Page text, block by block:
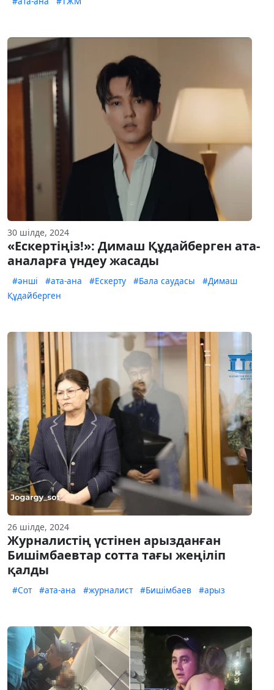
30 шілде, 2024
«Ескертіңіз!»: Димаш Құдайберген ата-
аналарға үндеу жасады
#әнші #ата-ана #Ескерту #Бала саудасы
#Димаш
Құдайберген
26 шілде, 2024
Журналистің үстінен арызданған
Бишімбаевтар сотта тағы жеңіліп
қалды
#Сот #ата-ана #журналист #Бишімбаев #арыз